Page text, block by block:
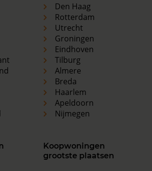
Den Haag
Rotterdam
Utrecht
Groningen
Eindhoven
Tilburg
Almere
Breda
Haarlem
Apeldoorn
Nijmegen
Koopwoningen
grootste plaatsen